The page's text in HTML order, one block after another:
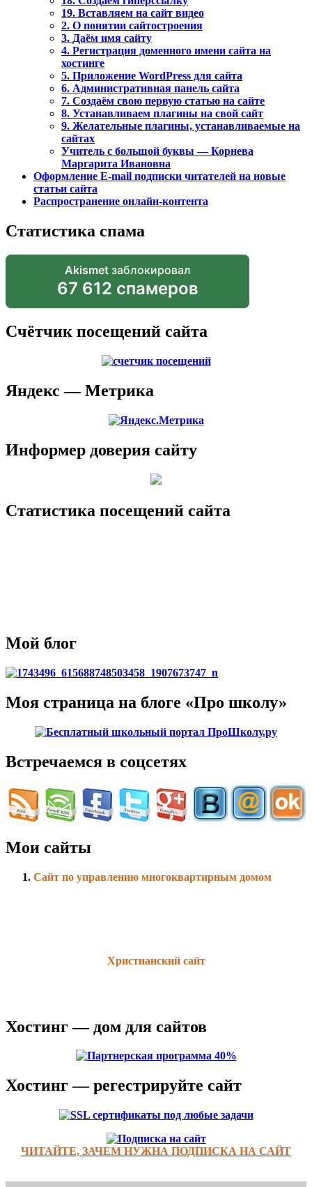
19. Вставляем на сайт видео
2. О понятии сайтостроения
3. Даём имя сайту
4. Регистрация доменного имени сайта на
хостинге
5. Приложение WordPress для сайта
6. Административная панель сайта
7. Создаём свою первую статью на сайте
8. Устанавливаем плагины на свой сайт
9. Желательные плагины, устанавливаемые на
сайтах
Учитель с большой буквы — Корнева
Маргарита Ивановна
Оформление E-mail подписки читателей на новые
статьи сайта
Распространение онлайн-контента
Статистика спама
Akismetзаблокировал
67 612 спамеров
Счётчик посещений сайта
Яндекс — Метрика
Информер доверия сайту
Статистика посещений сайта
Мой блог
Моя страница на блоге «Про школу»
Встречаемся в соцсетях
Мои сайты
Сайт по управлению многоквартирным домом
Христианский сайт
Хостинг — дом для сайтов
Хостинг — регестрируйте сайт
ЧИТАЙТЕ, ЗАЧЕМ НУЖНА ПОДПИСКА НА САЙТ